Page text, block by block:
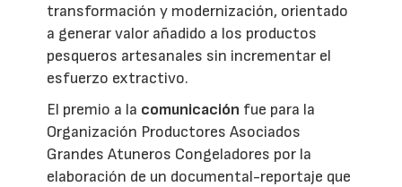
transformación y modernización, orientado
a generar valor añadido a los productos
pesqueros artesanales sin incrementar el
esfuerzo extractivo.
El premio a la comunicación fue para la
Organización Productores Asociados
Grandes Atuneros Congeladores por la
elaboración de un documental-reportaje que